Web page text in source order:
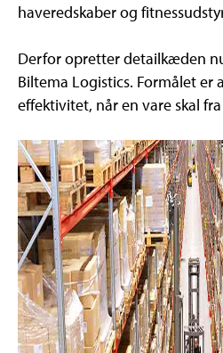
haveredskaber og
Derfor opretter detailkæden
Biltema Logistics. Formålet er
effektivitet, når en vare skal